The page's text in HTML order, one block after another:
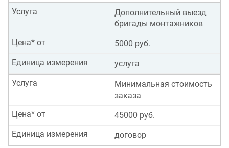
Дополнительный выезд
бригады монтажников
Услуга
5000 руб.
Цена* от
услуга
Единица измерения
Минимальная стоимость
заказа
Услуга
45000 руб.
Цена* от
договор
Единица измерения